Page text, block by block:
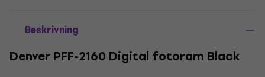
Beskrivning
Denver PFF-2160 Digital fotoram Black